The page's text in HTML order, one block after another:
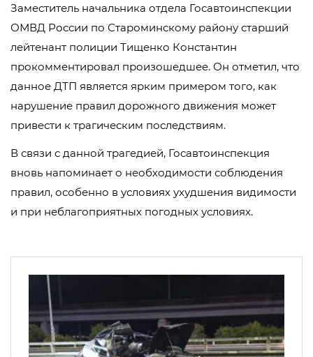
Заместитель начальника отдела Госавтоинспекции
ОМВД России по Староминскому району старший
лейтенант полиции Тищенко Константин
прокомментировал произошедшее. Он отметил, что
данное ДТП является ярким примером того, как
нарушение правил дорожного движения может
привести к трагическим последствиям.
В связи с данной трагедией, Госавтоинспекция
вновь напоминает о необходимости соблюдения
правил, особенно в условиях ухудшения видимости
и при неблагоприятных погодных условиях.